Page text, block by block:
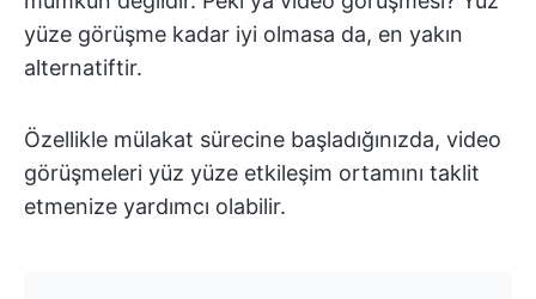
yüze görüşme kadar iyi olmasa da, en yakın
alternatiftir.
Özellikle mülakat sürecine başladığınızda, video
görüşmeleri yüz yüze etkileşim ortamını taklit
etmenize yardımcı olabilir.